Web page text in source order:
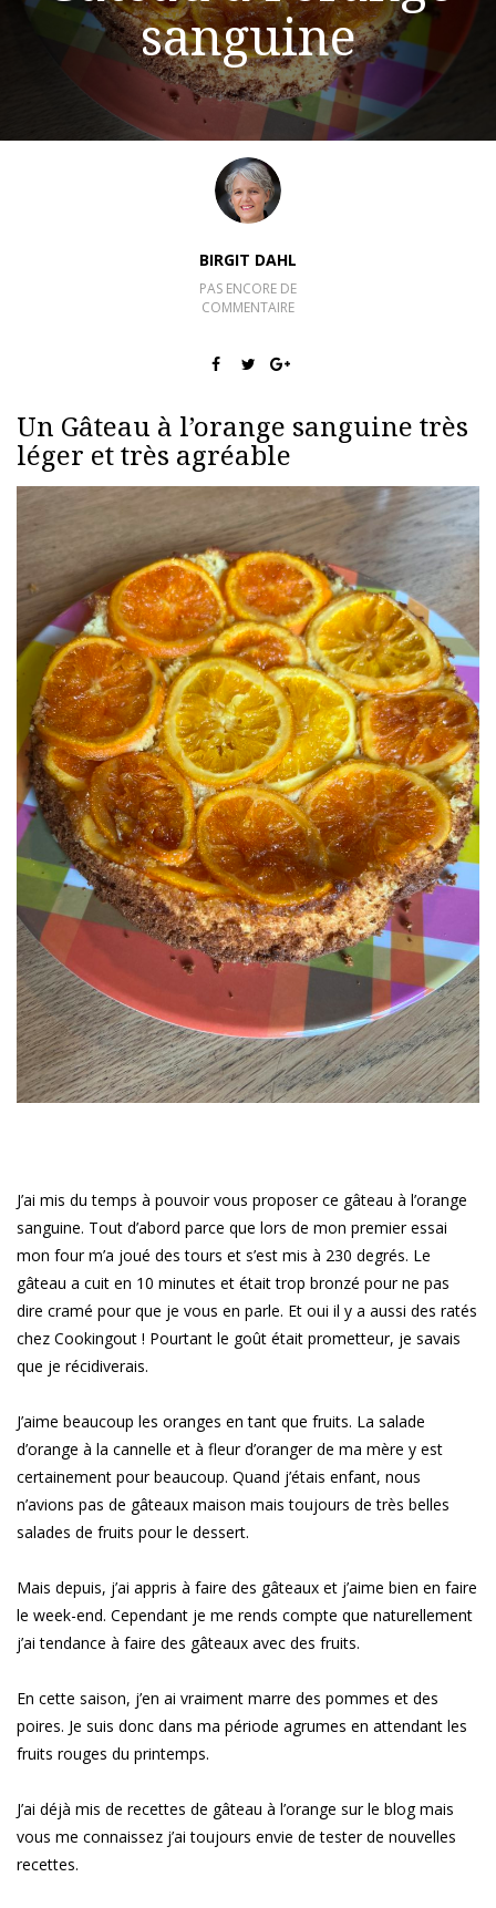
sanguine
BIRGIT DAHL
PAS ENCORE DE
COMMENTAIRE
Un Gâteau à l’orange sanguine très
léger et très agréable
J’ai mis du temps à pouvoir vous proposer ce gâteau à l’orange
sanguine. Tout d’abord parce que lors de mon premier essai
mon four m’a joué des tours et s’est mis à 230 degrés. Le
gâteau a cuit en 10 minutes et était trop bronzé pour ne pas
dire cramé pour que je vous en parle. Et oui il y a aussi des ratés
chez Cookingout ! Pourtant le goût était prometteur, je savais
que je récidiverais.
J’aime beaucoup les oranges en tant que fruits. La salade
d’orange à la cannelle et à fleur d’oranger de ma mère y est
certainement pour beaucoup. Quand j’étais enfant, nous
n’avions pas de gâteaux maison mais toujours de très belles
salades de fruits pour le dessert.
Mais depuis, j’ai appris à faire des gâteaux et j’aime bien en faire
le week-end. Cependant je me rends compte que naturellement
j’ai tendance à faire des gâteaux avec des fruits.
En cette saison, j’en ai vraiment marre des pommes et des
poires. Je suis donc dans ma période agrumes en attendant les
fruits rouges du printemps.
J’ai déjà mis de recettes de gâteau à l’orange sur le blog mais
vous me connaissez j’ai toujours envie de tester de nouvelles
recettes.